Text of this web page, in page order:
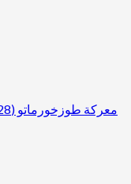
معركة طوزخورماتو (28–29 نيسان 1918)